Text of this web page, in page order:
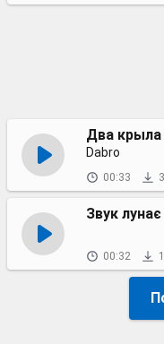
Два крыла
Dabro
00:33
Звук
00:32